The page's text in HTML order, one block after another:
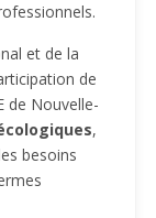
et de la
de
de Nouvelle-
,
besoins